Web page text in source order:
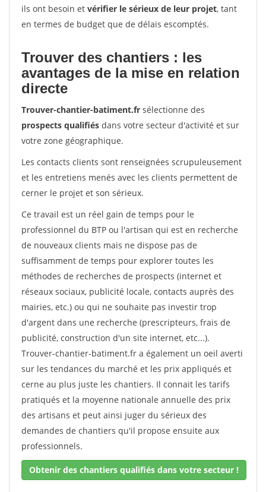
ils ont besoin et vérifier le sérieux de leur projet, tant
en termes de budget que de délais escomptés.
Trouver des chantiers : les
avantages de la mise en relation
directe
Trouver-chantier-batiment.fr sélectionne des
prospects qualifiés dans votre secteur d'activité et sur
votre zone géographique.
Les contacts clients sont renseignées scrupuleusement
et les entretiens menés avec les clients permettent de
cerner le projet et son sérieux.
Ce travail est un réel gain de temps pour le
professionnel du BTP ou l'artisan qui est en recherche
de nouveaux clients mais ne dispose pas de
suffisamment de temps pour explorer toutes les
méthodes de recherches de prospects (internet et
réseaux sociaux, publicité locale, contacts auprès des
mairies, etc.) ou qui ne souhaite pas investir trop
d'argent dans une recherche (prescripteurs, frais de
publicité, construction d'un site internet, etc...).
Trouver-chantier-batiment.fr a également un oeil averti
sur les tendances du marché et les prix appliqués et
cerne au plus juste les chantiers. Il connait les tarifs
pratiqués et la moyenne nationale annuelle des prix
des artisans et peut ainsi juger du sérieux des
demandes de chantiers qu'il propose ensuite aux
professionnels.
Obtenir des chantiers qualifiés dans votre secteur !